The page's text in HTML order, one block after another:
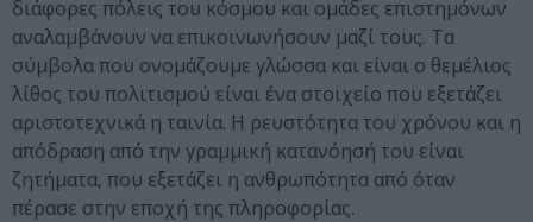
διάφορες πόλεις του κόσμου και ομάδες επιστημόνων
αναλαμβάνουν να επικοινωνήσουν μαζί τους. Τα
σύμβολα που ονομάζουμε γλώσσα και είναι ο θεμέλιος
λίθος του πολιτισμού είναι ένα στοιχείο που εξετάζει
αριστοτεχνικά η ταινία. Η ρευστότητα του χρόνου και η
απόδραση από την γραμμική κατανόησή του είναι
ζητήματα, που εξετάζει η ανθρωπότητα από όταν
πέρασε στην εποχή της πληροφορίας.